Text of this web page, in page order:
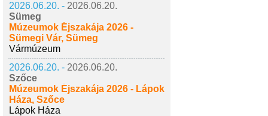
2026.06.20. - 2026.06.20.
Sümeg
Múzeumok Éjszakája 2026 -
Sümegi Vár, Sümeg
Vármúzeum
2026.06.20. - 2026.06.20.
Szőce
Múzeumok Éjszakája 2026 - Lápok
Háza, Szőce
Lápok Háza